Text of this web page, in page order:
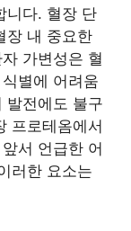
니다. 혈장 단
장 내 중요한
가변성은 혈
별에 어려움
발전에도 불구
프로테옴에서
서 언급한 어
러한 요소는